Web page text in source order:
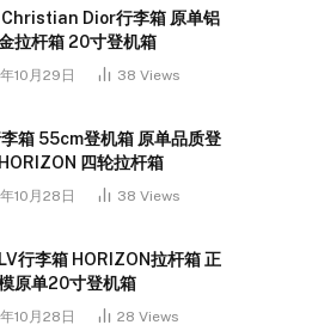
Christian Dior行李箱 原单铝
拉杆箱 20寸登机箱
10月29日 38 Views
李箱 55cm登机箱 原单品质登
四轮拉杆箱
10月28日 38 Views
行李箱 HORIZON拉杆箱 正
原单20寸登机箱
10月28日 28 Views